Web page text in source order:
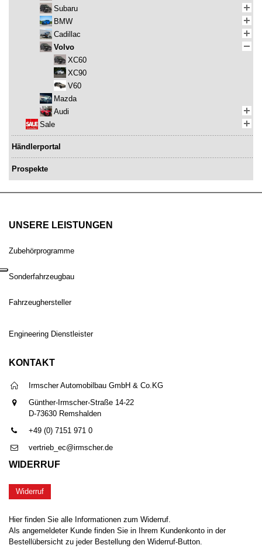
Subaru
BMW
Cadillac
Volvo
XC60
XC90
V60
Mazda
Audi
Sale
Händlerportal
Prospekte
UNSERE LEISTUNGEN
Zubehörprogramme
Sonderfahrzeugbau
Fahrzeughersteller
Engineering Dienstleister
KONTAKT
Irmscher Automobilbau GmbH & Co.KG
Günther-Irmscher-Straße 14-22
D-73630 Remshalden
+49 (0) 7151 971 0
vertrieb_ec@irmscher.de
WIDERRUF
Widerruf
Hier finden Sie alle Informationen zum Widerruf.
Als angemeldeter Kunde finden Sie in Ihrem Kundenkonto in der
Bestellübersicht zu jeder Bestellung den Widerruf-Button.